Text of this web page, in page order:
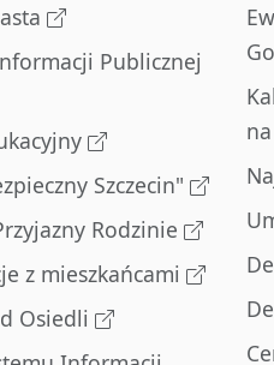
Publicznej
Szczecin"
Rodzinie
z mieszkańcami
Osiedli